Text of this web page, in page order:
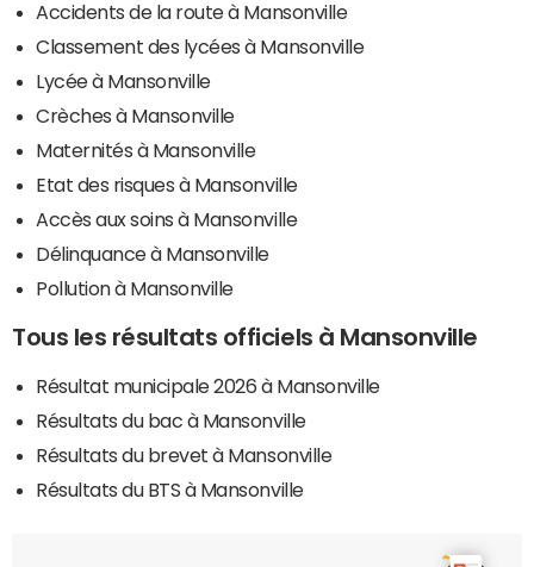
Accidents de la route à Mansonville
Classement des lycées à Mansonville
Lycée à Mansonville
Crèches à Mansonville
Maternités à Mansonville
Etat des risques à Mansonville
Accès aux soins à Mansonville
Délinquance à Mansonville
Pollution à Mansonville
Tous les résultats officiels à Mansonville
Résultat municipale 2026 à Mansonville
Résultats du bac à Mansonville
Résultats du brevet à Mansonville
Résultats du BTS à Mansonville